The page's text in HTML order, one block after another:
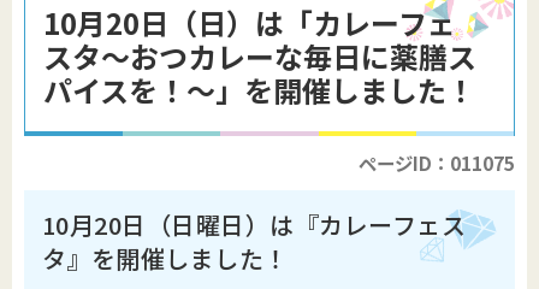
10月20日（日）は「カレーフェ
スタ～おつカレーな毎日に薬膳ス
パイスを！～」を開催しました！
ページID：011075
10月20日（日曜日）は『カレーフェス
タ』を開催しました！